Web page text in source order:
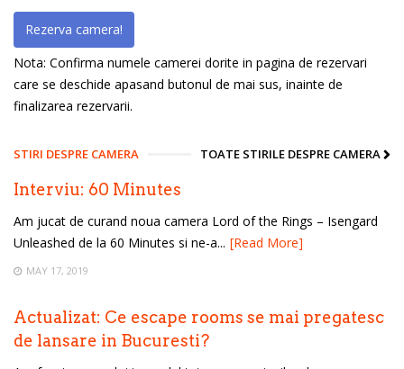
Rezerva camera!
Nota: Confirma numele camerei dorite in pagina de rezervari
care se deschide apasand butonul de mai sus, inainte de
finalizarea rezervarii.
STIRI DESPRE CAMERA TOATE STIRILE DESPRE CAMERA
Interviu: 60 Minutes
Am jucat de curand noua camera Lord of the Rings – Isengard
Unleashed de la 60 Minutes si ne-a... [Read More]
MAY 17, 2019
Actualizat: Ce escape rooms se mai pregatesc
de lansare in Bucuresti?